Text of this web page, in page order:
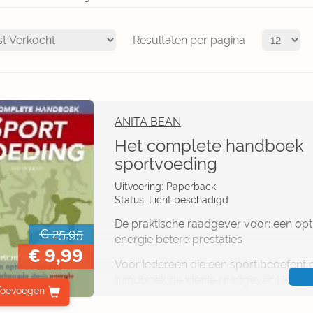
Resultaten per pagina
€ 25,95
€ 9,99
Toevoegen
ANITA BEAN
Het complete handboek
sportvoeding
Uitvoering: Paperback
Status: Licht beschadigd
De praktische raadgever voor: een
energie betere prestaties
Voor iedereen die een sport
handboek de ideale raadgever. Het